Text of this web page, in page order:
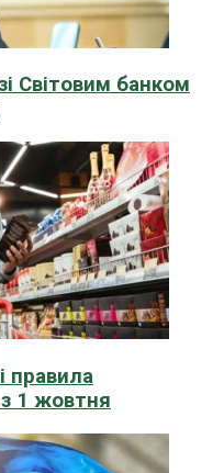
Світовим банком
правила
1 жовтня